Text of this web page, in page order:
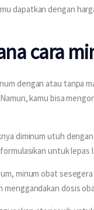
dapatkan dengan
cara
dengan atau tanpa
kamu bisa
diminum utuh
untuk
minum obat
menggandakan dosis